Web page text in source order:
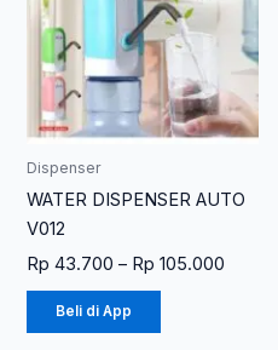
Dispenser
WATER DISPENSER AUTO
V012
Rp 43.700 – Rp 105.000
Beli di App
beberapa
varian.
Pilihan
ini
dapat
di